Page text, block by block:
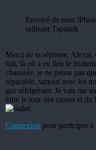
Envoyé de mon
utilisant Tapatalk
Merci de ta réponse, Alexis.
fuit, là où a eu lieu le
chaussée, je ne pense pas
réparable, surtout avec les
gaz réfrigérant. Je vais me
faire le tour des casses et du
Connexion pour participer à